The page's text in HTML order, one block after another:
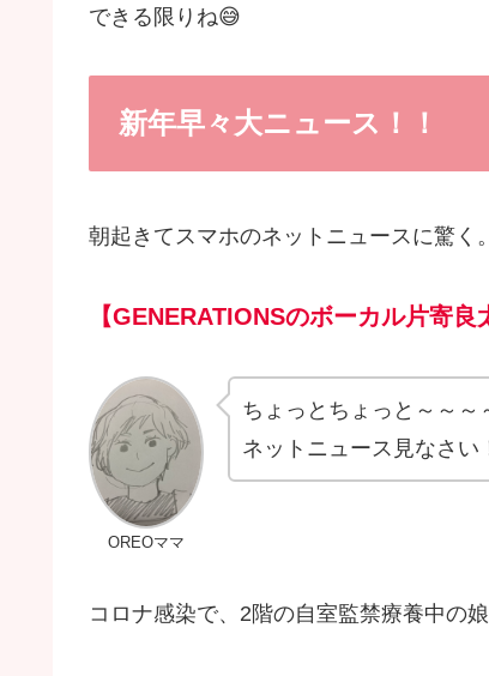
できる限りね😅
新年早々大ニュース！！
朝起きてスマホのネットニュースに驚く。
【GENERATIONSのボーカル片寄
OREOママ
ちょっとちょっと～～～
ネットニュース見なさい
コロナ感染で、2階の自室監禁療養中の